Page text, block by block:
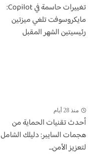
تغييرات حاسمة في Copilot:
مايكروسوفت تلغي ميزتين
رئيسيتين الشهر المقبل
منذ 28 أيام
أحدث تقنيات الحماية من
هجمات السايبر: دليلك الشامل
لتعزيز الأمن...